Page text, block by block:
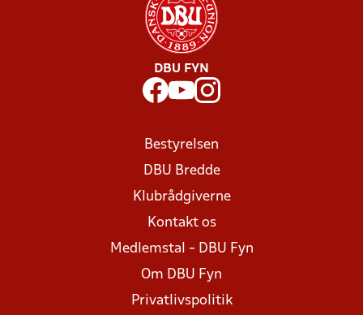
DBU FYN
Bestyrelsen
DBU Bredde
Klubrådgiverne
Kontakt os
Medlemstal - DBU Fyn
Om DBU Fyn
Privatlivspolitik